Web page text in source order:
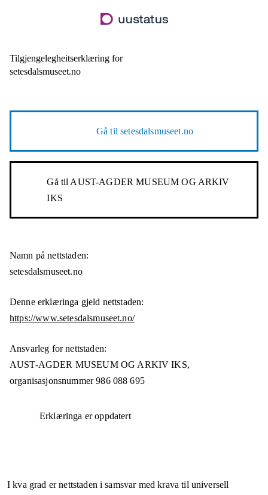
til
Tilgjengelegheitserklæring for
setesdalsmuseet.no
Gå tilsetesdalsmuseet.no
Gå tilAUST-AGDER MUSEUM OG ARKIV
IKS
Namn på nettstaden:
setesdalsmuseet.no
Denne erklæringa gjeld nettstaden:
https://www.setesdalsmuseet.no/
Ansvarleg for nettstaden:
AUST-AGDER MUSEUM OG ARKIV IKS,
organisasjonsnummer 986 088 695
Erklæringa er oppdatert
I kva grad er nettstaden i samsvar med krava til universell